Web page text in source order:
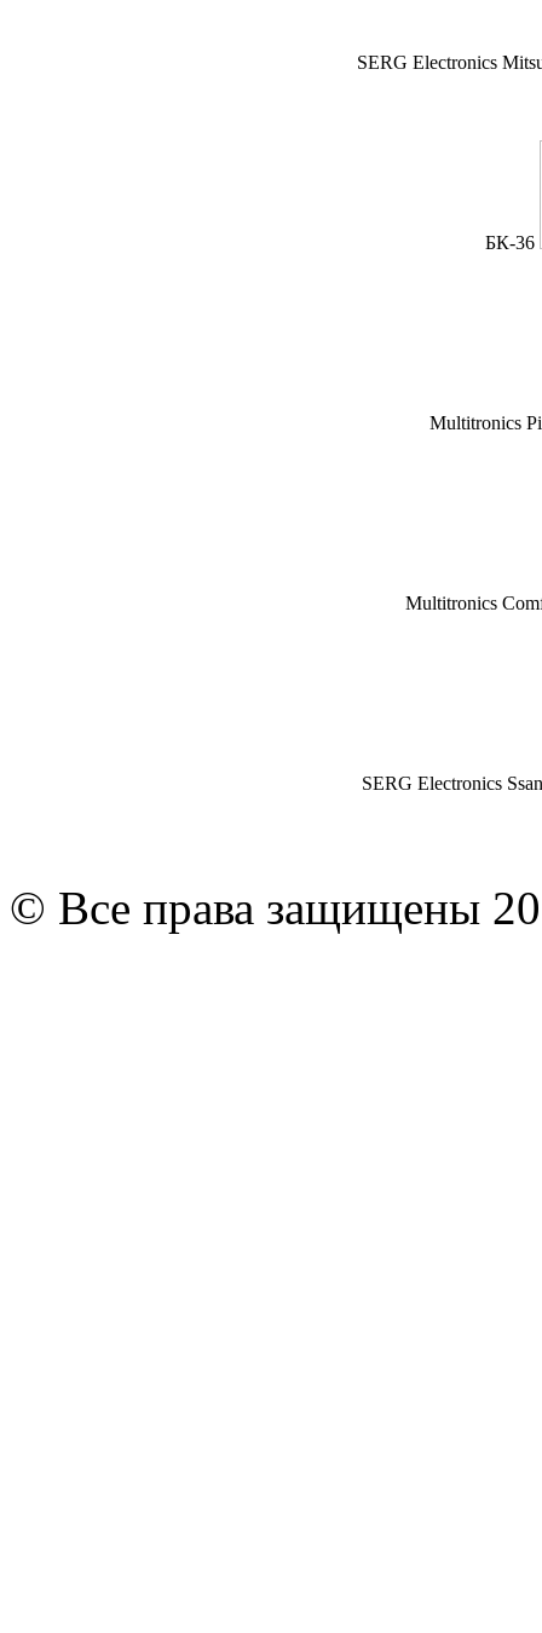
SERG Electronics
БК-36
Multitronics
Multitronics
SERG Electronics
© Все права защищены